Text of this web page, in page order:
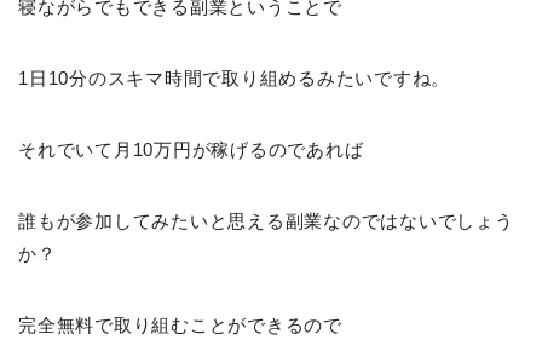
寝ながらでもできる副業ということで
1日10分のスキマ時間で取り組めるみたいですね。
それでいて月10万円が稼げるのであれば
誰もが参加してみたいと思える副業なのではないでしょう
か？
完全無料で取り組むことができるので